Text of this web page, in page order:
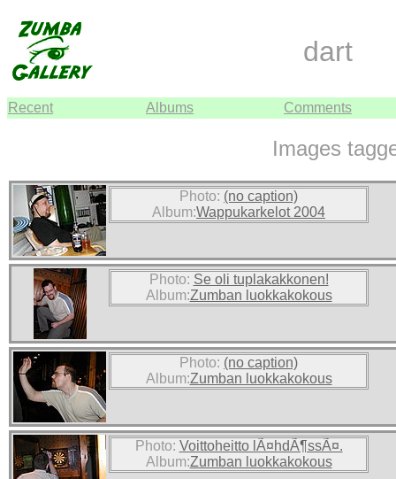
dart
Recent Albums Comments
Images
Photo: (no caption)
Album:Wappukarkelot 2004
Photo: Se oli tuplakakkonen!
Album:Zumban luokkakokous
Photo: (no caption)
Album:Zumban luokkakokous
Photo: Voittoheitto lÃ¤hdÃ¶ssÃ¤.
Album:Zumban luokkakokous